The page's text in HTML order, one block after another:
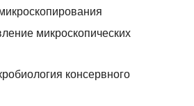
микроскопических
консервного